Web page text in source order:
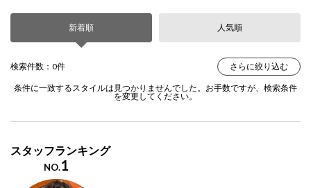
新着順 人気順
検索件数：0件 さらに絞り込む
条件に一致するスタイルは見つかりませんでした。お手数ですが、検索条件
を変更してください。
スタッフランキング
NO.1